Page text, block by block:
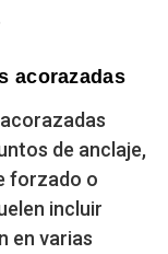
acorazadas
de anclaje,
forzado o
incluir
en varias